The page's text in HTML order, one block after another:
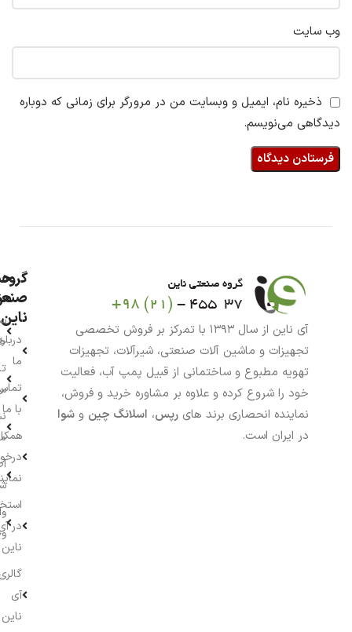
وب‌ سایت
ذخیره نام، ایمیل و وبسایت من در مرورگر برای زمانی که دوباره
دیدگاهی می‌نویسم.
آی ناین از سال ۱۳۹۳ با تمرکز بر فروش تخصصی
تجهیزات و ماشین آلات صنعتی، شیرآلات، تجهیزات
تهویه مطبوع و ساختمانی از قبیل پمپ آب، فعالیت
خود را شروع کرده و علاوه بر مشاوره خرید و فروش،
نماینده انحصاری برند های رپس، اسلانگ چین و شوا
در ایران است.
گروه
ناین
ما
با ما
در
ناین
آی
ناین